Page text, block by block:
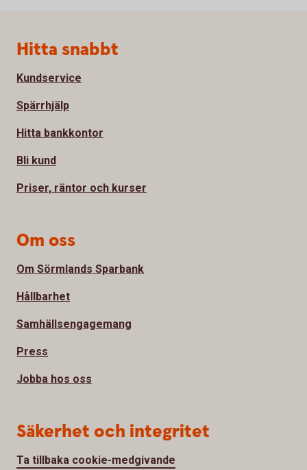
Sidfot
Hitta snabbt
Kundservice
Spärrhjälp
Hitta bankkontor
Bli kund
Priser, räntor och kurser
Om oss
Om Sörmlands Sparbank
Hållbarhet
Samhällsengagemang
Press
Jobba hos oss
Säkerhet och integritet
Ta tillbaka cookie-medgivande